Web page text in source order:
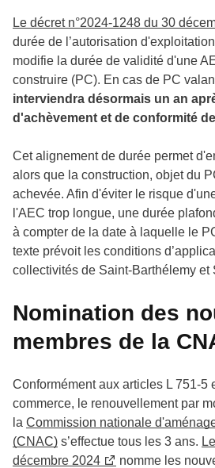
Le décret n°2024-1248 du 30
durée de l’autorisation
modifie la durée de validité d'une
construire (PC). En cas de PC
interviendra désormais un an
d'achèvement et de conformité
Cet alignement de durée permet
alors que la construction, objet du
achevée. Afin d'éviter le risque
l'AEC trop longue, une durée
à compter de la date à laquelle le
texte prévoit les conditions
collectivités de Saint-Barthélemy et
Nomination des
membres de la
Conformément aux articles L 751-5
commerce, le renouvellement par
la Commission nationale
(CNAC) s’effectue tous les 3 ans.
décembre 2024
nomme les